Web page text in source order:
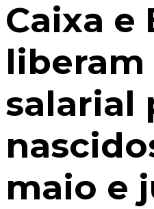
Caixa e
liberam
salarial
maio e